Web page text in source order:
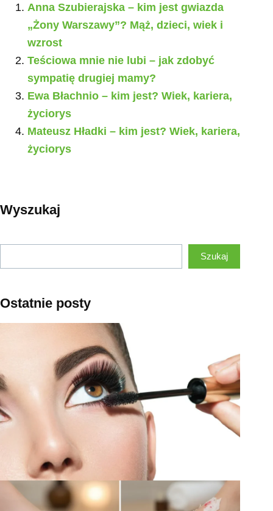
Anna Szubierajska – kim jest gwiazda
„Żony Warszawy”? Mąż, dzieci, wiek i
wzrost
Teściowa mnie nie lubi – jak zdobyć
sympatię drugiej mamy?
Ewa Błachnio – kim jest? Wiek, kariera,
życiorys
Mateusz Hładki – kim jest? Wiek, kariera,
życiorys
Wyszukaj
Szukaj
Ostatnie posty